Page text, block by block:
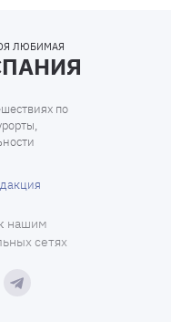
ЛЮБИМАЯ
по
нашим
сетях